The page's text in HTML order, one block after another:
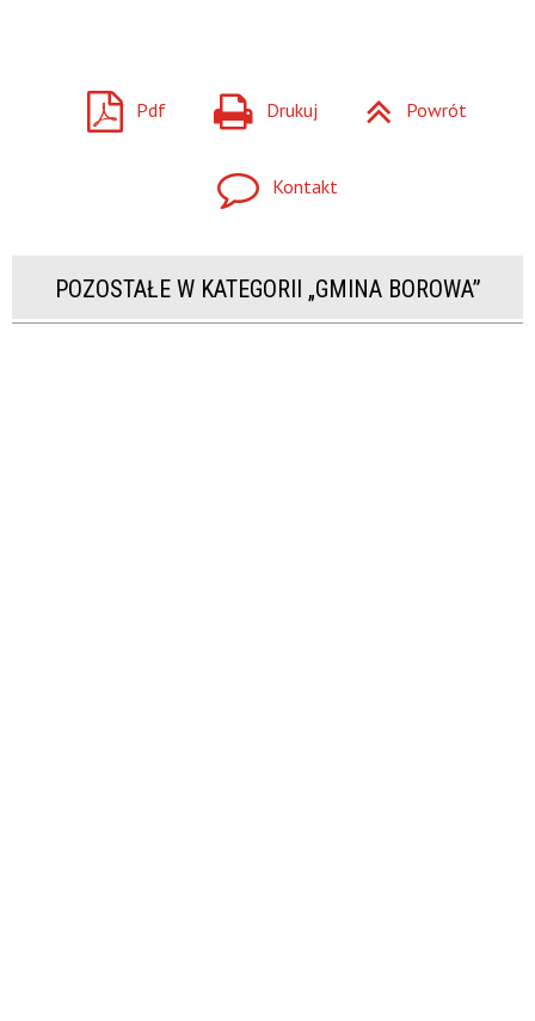
Pdf Drukuj Powrót
Kontakt
POZOSTAŁE W KATEGORII „GMINA BOROWA”